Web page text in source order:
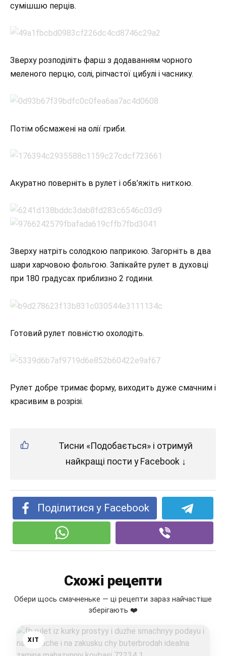
сумішшю перців.
Зверху розподіліть фарш з додаванням чорного
меленого перцю, солі, ріпчастої цибулі і часнику.
Потім обсмажені на олії гриби.
Акуратно поверніть в рулет і обв’яжіть ниткою.
Зверху натріть солодкою паприкою. Загорніть в два
шари харчовою фольгою. Запікайте рулет в духовці
при 180 градусах приблизно 2 години.
Готовий рулет повністю охолодіть.
Рулет добре тримає форму, виходить дуже смачним і
красивим в розрізі.
Тисни «Подобається» і отримуй
найкращі пости у Facebook ↓
Поділитися у Facebook
Схожі рецепти
Обери щось смачненьке — ці рецепти зараз найчастіше
зберігають ❤️
ХІТ